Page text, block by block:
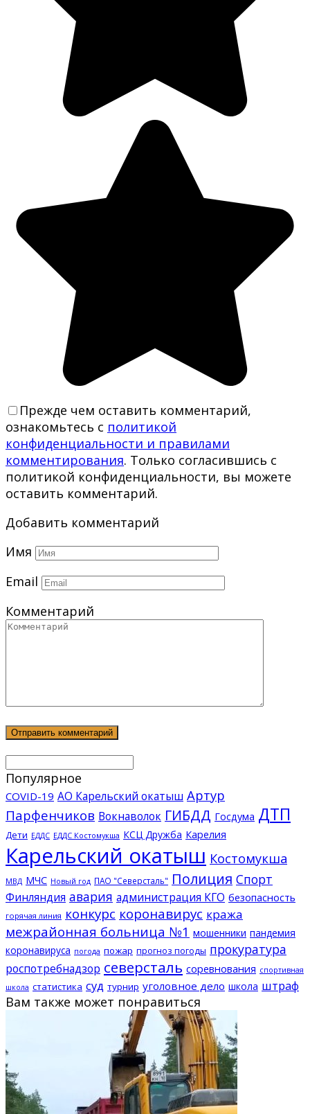
Прежде чем оставить комментарий,
ознакомьтесь с политикой
конфиденциальности и правилами
комментирования. Только согласившись с
политикой конфиденциальности, вы можете
оставить комментарий.
Добавить комментарий
Имя
Email
Комментарий
Популярное
COVID-19 АО Карельский окатыш Артур
Парфенчиков Вокнаволок ГИБДД Госдума ДТП
Дети ЕДДС ЕДДС Костомукша КСЦ Дружба Карелия
Карельский окатыш Костомукша
МВД МЧС Новый год ПАО "Северсталь" Полиция Спорт
Финляндия авария администрация КГО безопасность
горячая линия конкурс коронавирус кража
межрайонная больница №1 мошенники пандемия
коронавируса погода пожар прогноз погоды прокуратура
роспотребнадзор северсталь соревнования спортивная
школа статистика суд турнир уголовное дело школа штраф
Вам также может понравиться